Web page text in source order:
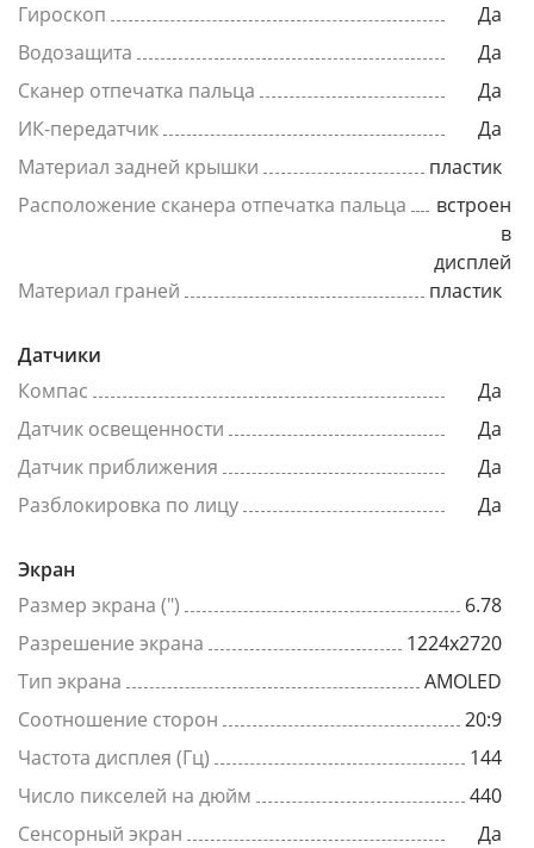
Гироскоп
Да
Водозащита
Да
Сканер отпечатка пальца
Да
ИК-передатчик
Да
Материал задней крышки
пластик
Расположение сканера отпечатка пальца
встроен
в
дисплей
Материал граней
пластик
Датчики
Компас
Да
Датчик освещенности
Да
Датчик приближения
Да
Разблокировка по лицу
Да
Экран
Размер экрана (")
6.78
Разрешение экрана
1224x2720
Тип экрана
AMOLED
Соотношение сторон
20:9
Частота дисплея (Гц)
144
Число пикселей на дюйм
440
Сенсорный экран
Да